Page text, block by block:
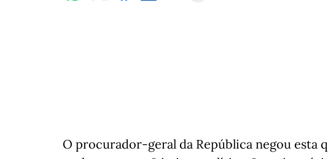
O procurador-geral da República negou esta